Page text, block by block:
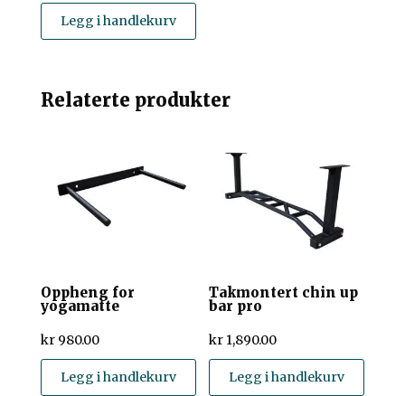
Legg i handlekurv
Relaterte produkter
Oppheng for
yogamatte
kr980.00
Legg i handlekurv
Takmontert chin up
bar pro
kr 1,890.00
Legg i handlekurv